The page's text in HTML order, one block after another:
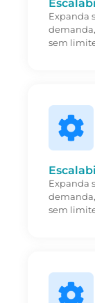
Expanda
sem
Expanda
sem